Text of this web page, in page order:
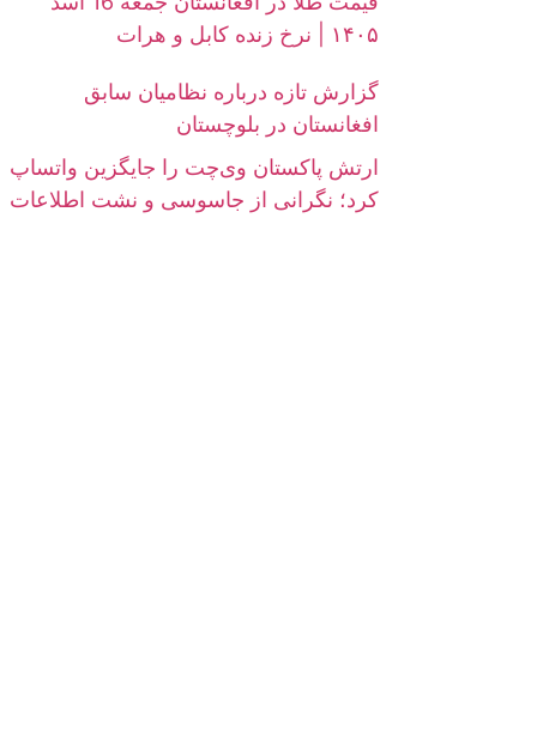
۱۴۰۵ | نرخ زنده کابل و هرات
گزارش تازه درباره نظامیان سابق
افغانستان در بلوچستان
ارتش پاکستان وی‌چت را جایگزین واتساپ
کرد؛ نگرانی از جاسوسی و نشت اطلاعات